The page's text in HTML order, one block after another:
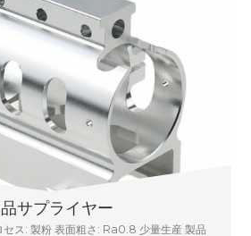
サプライヤー
セス: 製粉 表面粗さ: Ra0.8 少量生産 製品